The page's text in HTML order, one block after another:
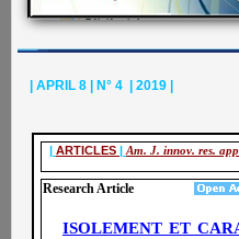
| ARTICLES | Am. J. innov. res.
Research Article
| APRIL 8 | N° 4 | 2019 |
ISOLEMENT ET